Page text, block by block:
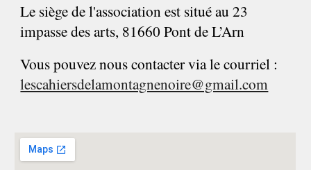
Le siège de l'association est situé au 23
impasse des arts, 81660 Pont de L’Arn
Vous pouvez nous contacter via le courriel :
lescahiersdelamontagnenoire@gmail.com